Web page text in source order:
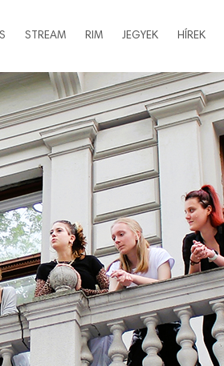
STREAM RIM JEGYEK HÍREK